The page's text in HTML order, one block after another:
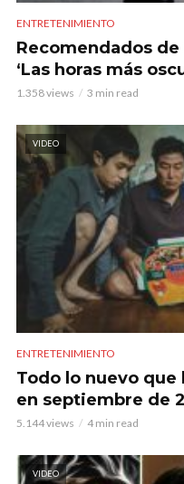
ENTRETENIMIENTO
Recomendados de
‘Las horas más
1.358 views 3 min read
VIDEO
ENTRETENIMIENTO
Todo lo nuevo que
en septiembre de
5.144 views 4 min read
VIDEO